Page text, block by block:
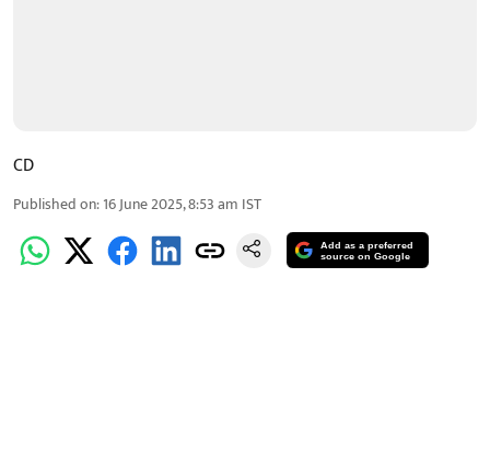
CD
Published on:16 June 2025, 8:53 am IST
Add as a preferred
source on Google